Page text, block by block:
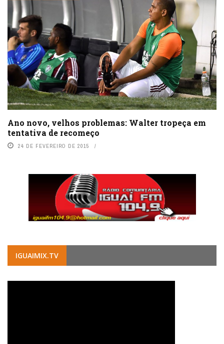
Ano novo, velhos problemas: Walter tropeça em
tentativa de recomeço
24 DE FEVEREIRO DE 2015
IGUAIMIX.TV